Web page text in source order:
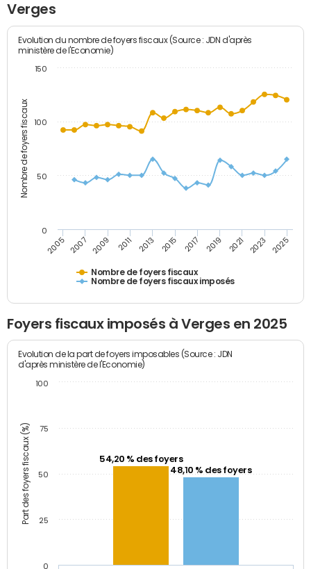
Verges
Nombre de foyers fiscaux
Evolution du nombre de foyers fiscaux (Source : JDN d'après
ministère de l'Economie)
Nombre de foyers fiscaux
Nombre de foyers fiscaux imposés
2005 2007 2009 2011 2013 2015 2017 2019 2021 2023 2025
0
50
100
150
Foyers fiscaux imposés à Verges en 2025
Part des foyers fiscaux (%)
Evolution de la part de foyers imposables (Source : JDN
d'après ministère de l'Economie)
54,20 % des foyers
48,10 % des foyers
0
25
50
75
100